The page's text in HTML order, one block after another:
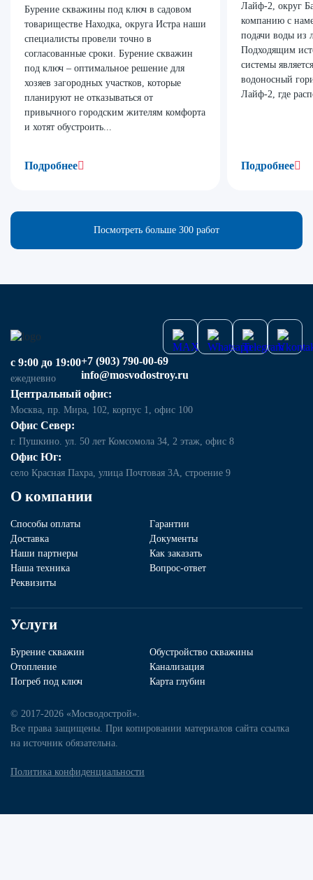
Бурение скважины под ключ в садовом
товариществе Находка, округа Истра наши
специалисты провели точно в
согласованные сроки. Бурение скважин
под ключ – оптимальное решение для
хозяев загородных участков, которые
планируют не отказываться от
привычного городским жителям комфорта
и хотят обустроить...
Подробнее
Лайф-2, округ
компанию с
подачи воды из
Подходящим
системы
водоносный
Лайф-2, где
Подробнее
Посмотреть больше 300 работ
О компании
Способы оплаты
Гарантии
Доставка
Документы
Наши партнеры
Как заказать
Наша техника
Вопрос-ответ
Реквизиты
Услуги
Бурение скважин
Обустройство скважины
Отопление
Канализация
Погреб под ключ
Карта глубин
с 9:00 до 19:00
ежедневно
+7 (903) 790-00-69
info@mosvodostroy.ru
Центральный офис:
Москва, пр. Мира, 102, корпус 1, офис 100
Офис Север:
г. Пушкино. ул. 50 лет Комсомола 34, 2 этаж, офис 8
Офис Юг:
село Красная Пахра, улица Почтовая 3А, строение 9
© 2017-2026 «Мосводострой».
Все права защищены. При копировании материалов сайта ссылка
на источник обязательна.
Политика конфиденциальности